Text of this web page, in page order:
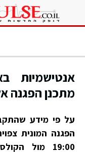
אנטישמיות
מתכנן הפגנה
על פי מידע
19:00 מול